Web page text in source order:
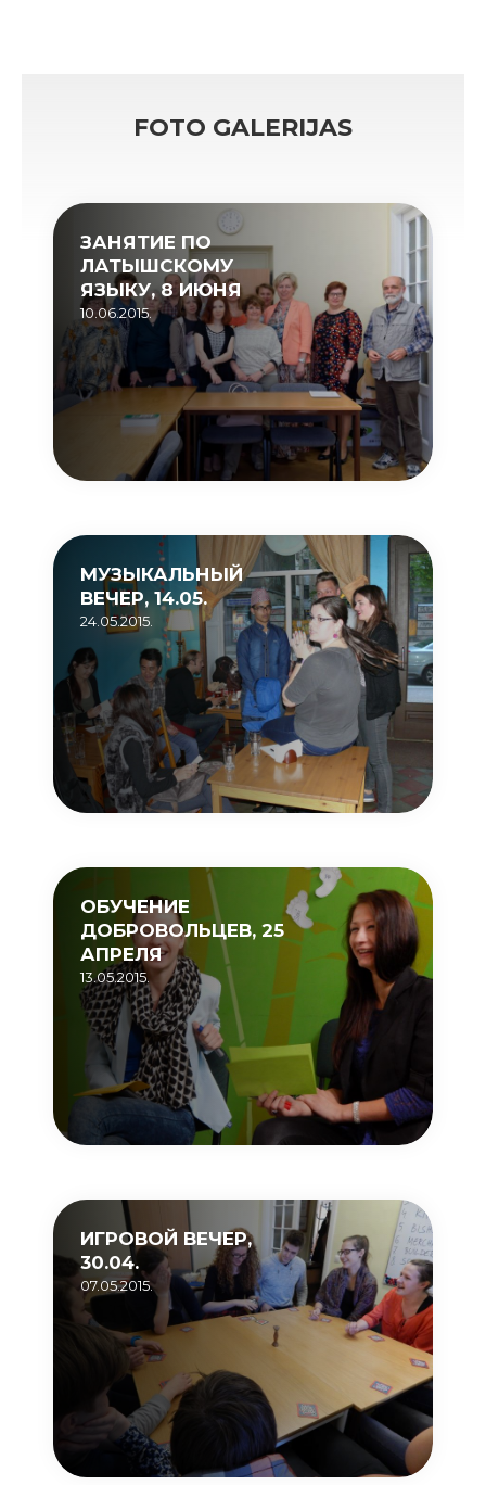
FOTO GALERIJAS
ЗАНЯТИЕ ПО
ЛАТЫШСКОМУ
ЯЗЫКУ, 8 ИЮНЯ
10.06.2015.
МУЗЫКАЛЬНЫЙ
ВЕЧЕР, 14.05.
24.05.2015.
ОБУЧЕНИЕ
ДОБРОВОЛЬЦЕВ, 25
АПРЕЛЯ
13.05.2015.
ИГРОВОЙ ВЕЧЕР,
30.04.
07.05.2015.